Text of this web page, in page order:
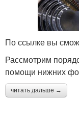
По ссылке вы
Рассмотрим
помощи нижних
читать дальше →